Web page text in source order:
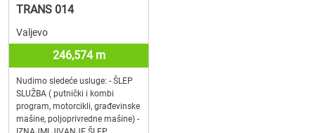
TRANS 014
Valjevo
246,574 m
Nudimo sledeće usluge: - ŠLEP
SLUŽBA ( putnički i kombi
program, motorcikli, građevinske
mašine, poljoprivredne mašine) -